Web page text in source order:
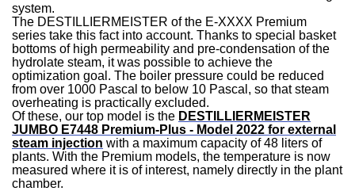
system.
The DESTILLIERMEISTER of the E-XXXX Premium
series take this fact into account. Thanks to special basket
bottoms of high permeability and pre-condensation of the
hydrolate steam, it was possible to achieve the
optimization goal. The boiler pressure could be reduced
from over 1000 Pascal to below 10 Pascal, so that steam
overheating is practically excluded.
Of these, our top model is the DESTILLIERMEISTER
JUMBO E7448 Premium-Plus - Model 2022 for external
steam injection with a maximum capacity of 48 liters of
plants. With the Premium models, the temperature is now
measured where it is of interest, namely directly in the plant
chamber.